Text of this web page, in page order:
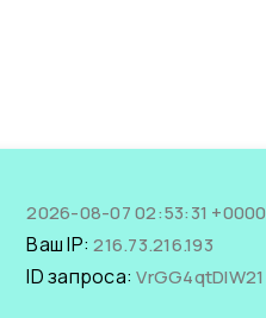
2026-08-07 02:53:31 +0000
Ваш IP:216.73.216.193
ID запроса:VrGG4qtDIW21